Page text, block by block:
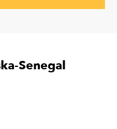
Senegal